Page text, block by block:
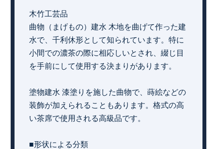
木竹工芸品
曲物（まげもの）建水 木地を曲げて作った建
水で、千利休形として知られています。特に
小間での濃茶の際に相応しいとされ、綴じ目
を手前にして使用する決まりがあります。
塗物建水 漆塗りを施した曲物で、蒔絵などの
装飾が加えられることもあります。格式の高
い茶席で使用される高級品です。
■形状による分類